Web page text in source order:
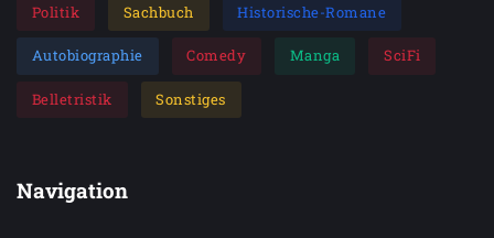
Politik Sachbuch Historische-Romane
Autobiographie Comedy Manga SciFi
Belletristik Sonstiges
Navigation